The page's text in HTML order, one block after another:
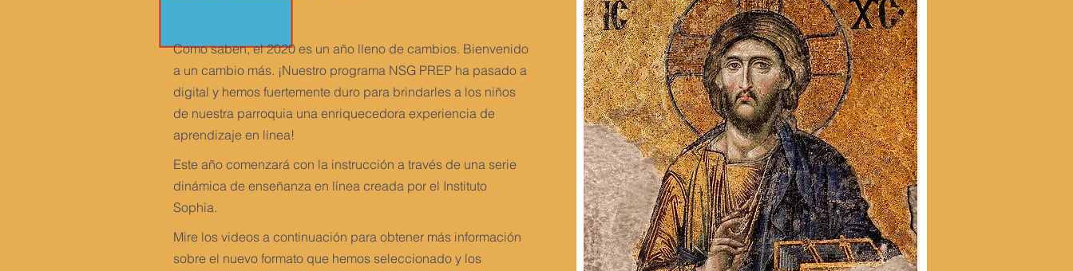
Como saben, el 2020 es un año lleno de cambios. Bienvenido
a un cambio más. ¡Nuestro programa NSG PREP ha pasado a
digital y hemos fuertemente duro para brindarles a los niños
de nuestra parroquia una enriquecedora experiencia de
aprendizaje en línea!
Este año comenzará con la instrucción a través de una serie
dinámica de enseñanza en línea creada por el Instituto
Sophia.
Mire los videos a continuación para obtener más información
sobre el nuevo formato que hemos seleccionado y los